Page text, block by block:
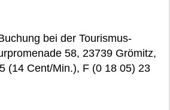
bei der Tourismus-
58, 23739 Grömitz,
(14 Cent/Min.), F (0 18 05) 23